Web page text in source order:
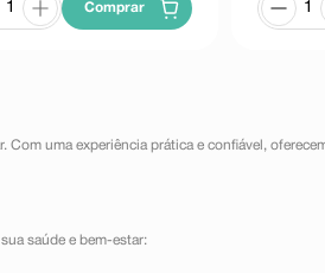
Comprar
uma experiência prática e confiável,
saúde e bem-estar: